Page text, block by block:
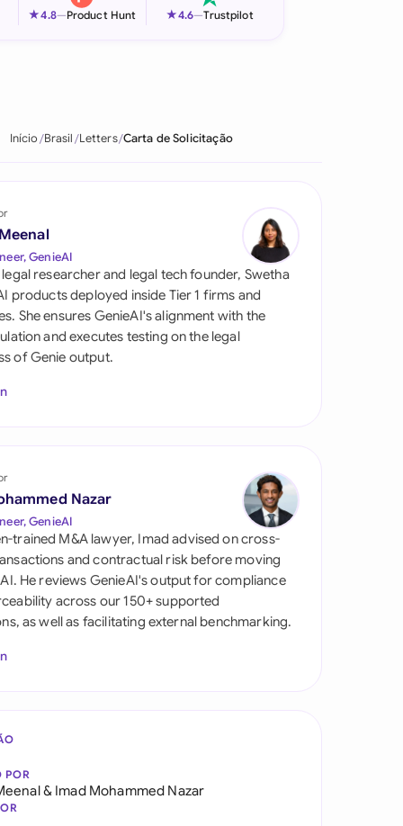
★4.8—Product Hunt ★4.6—Trustpilot
Início Brasil Letters Carta de Solicitação
GenieAI
researcher and legal tech founder, Swetha
products deployed inside Tier 1 firms and
She ensures GenieAI's alignment with the
and executes testing on the legal
of Genie output.
Nazar
GenieAI
trained M&A lawyer, Imad advised on cross-
and contractual risk before moving
He reviews GenieAI's output for compliance
across our 150+ supported
as well as facilitating external benchmarking.
POR
& Imad Mohammed Nazar